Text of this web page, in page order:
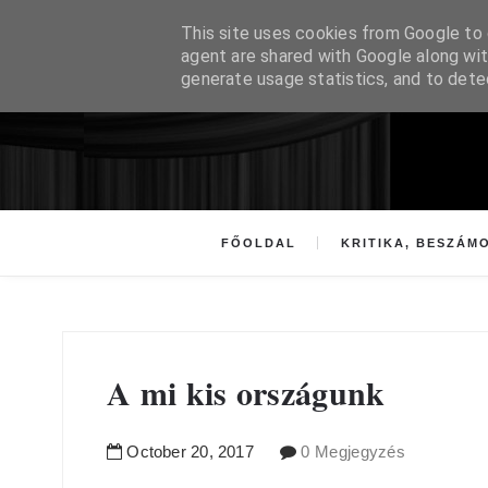
FŐOLDAL KRITIKA,
A mi kis országunk
October 20, 2017 0 Megjegyzés
This site uses cookies from Google
agent are shared with Google along
generate usage statistics, and to